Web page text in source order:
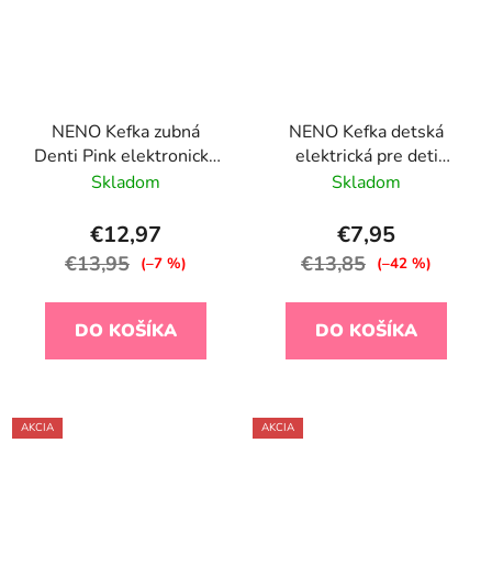
NENO Kefka zubná
Denti Pink elektronická
pre deti 3–36 m s LED
nadstavcami, rúžová
Skladom
€12,97
€13,95 (–7 %)
DO KOŠÍKA
NENO Kefka detská
elektrická pre deti
Fratelli - ružová 6r+
Skladom
€7,95
€13,85 (–42 %)
DO KOŠÍKA
AKCIA AKCIA